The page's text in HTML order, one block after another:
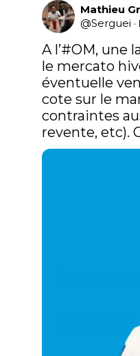
Mathieu
@Serguei ·
A l’#OM, une
le mercato
éventuelle
cote sur le
contraintes
revente, etc).